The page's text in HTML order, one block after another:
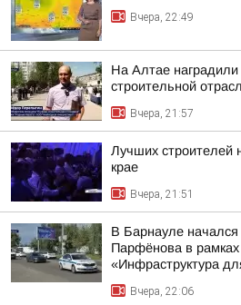
Вчера, 22:49
На Алтае
строительной
Вчера, 21:57
Лучших строителей
крае
Вчера, 21:51
В Барнауле
Парфёнова в рамках
«Инфраструктура
Вчера, 22:06